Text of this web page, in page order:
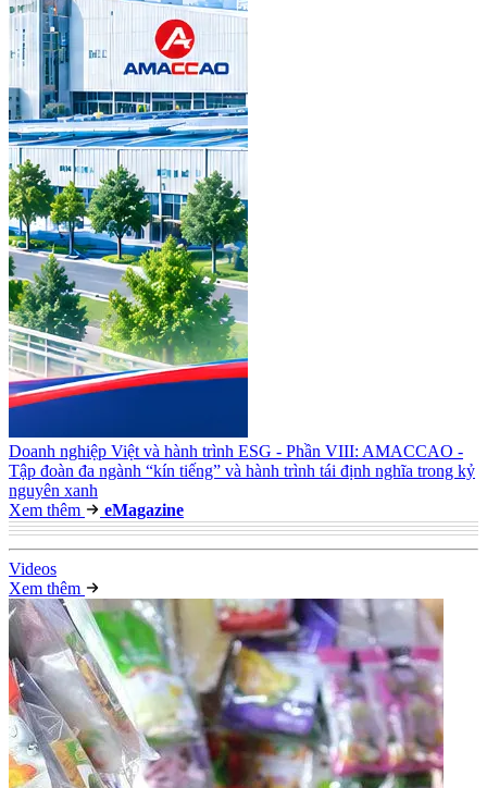
Doanh nghiệp Việt và hành trình ESG - Phần VIII: AMACCAO -
Tập đoàn đa ngành “kín tiếng” và hành trình tái định nghĩa trong kỷ
nguyên xanh
Xem thêm
eMagazine
Videos
Xem thêm